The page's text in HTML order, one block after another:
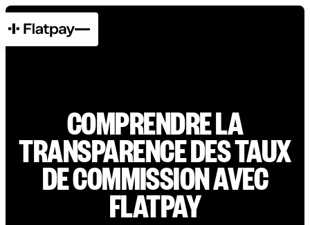
COMPRENDRE LA
TRANSPARENCE DES TAUX
DE COMMISSION AVEC
FLATPAY